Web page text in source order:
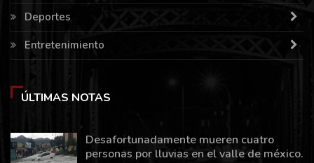
Deportes
Entretenimiento
ÚLTIMAS NOTAS
Desafortunadamente mueren cuatro
personas por lluvias en el valle de méxico.